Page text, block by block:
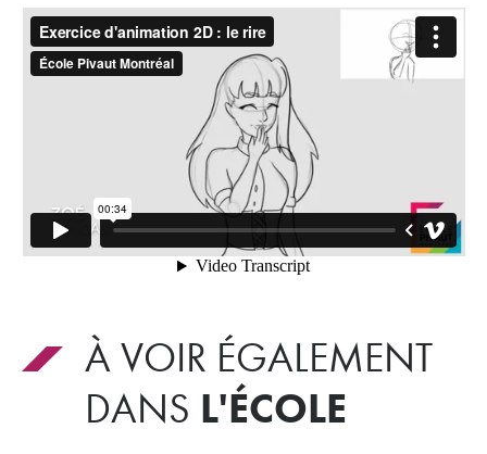
À VOIR ÉGALEMENT
DANS L'ÉCOLE